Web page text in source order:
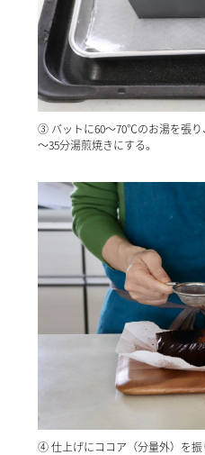
③ バットに60～70℃のお湯を張
～35分湯煎焼きにする。
④ 仕上げにココア（分量外）を振